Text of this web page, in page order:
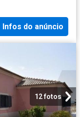
Infos do anúncio
12 fotos